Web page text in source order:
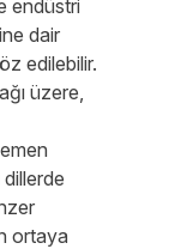
endüstri
dair
edilebilir.
üzere,
dillerde
ortaya